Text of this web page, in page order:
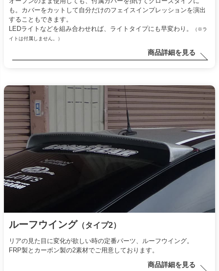
も。カバーをカットして自分だけのフェイスインプレッションを演出
することもできます。
LEDライトなどを組み合わせれば、ライトタイプにも早変わり。
（※ラ
イトは付属しません。）
商品詳細を見る
ルーフウイング （タイプ2）
リアの見た目に変化が欲しい時の定番パーツ、ルーフウイング。
FRP製とカーボン製の2素材でご用意しております。
商品詳細を見る